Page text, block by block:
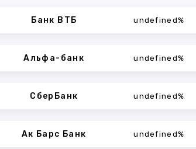
Банк ВТБ undefined%
Альфа-банк undefined%
СберБанк undefined%
Ак Барс Банк undefined%